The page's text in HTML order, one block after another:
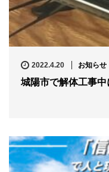
2022.4.20 お知らせ
城陽市で解体工事中